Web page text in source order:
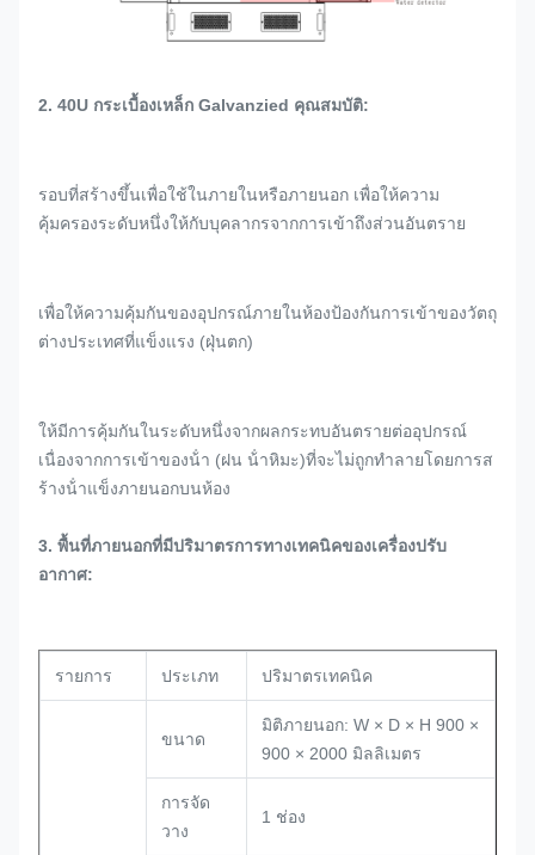
2. 40U กระเบื้องเหล็ก Galvanzied คุณสมบัติ:
รอบที่สร้างขึ้นเพื่อใช้ในภายในหรือภายนอก เพื่อให้ความ
คุ้มครองระดับหนึ่งให้กับบุคลากรจากการเข้าถึงส่วนอันตราย
เพื่อให้ความคุ้มกันของอุปกรณ์ภายในห้องป้องกันการเข้าของวัตถุ
ต่างประเทศที่แข็งแรง (ฝุ่นตก)
ให้มีการคุ้มกันในระดับหนึ่งจากผลกระทบอันตรายต่ออุปกรณ์
เนื่องจากการเข้าของน้ํา (ฝน น้ําหิมะ)ที่จะไม่ถูกทําลายโดยการส
ร้างน้ําแข็งภายนอกบนห้อง
3. พื้นที่ภายนอกที่มีปริมาตรการทางเทคนิคของเครื่องปรับ
อากาศ:
รายการ ประเภท ปริมาตรเทคนิค
ขนาด
มิติภายนอก: W × D × H 900 ×
900 × 2000 มิลลิเมตร
การจัด
วาง
1 ช่อง